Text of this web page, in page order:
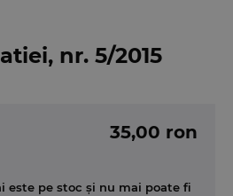
nr. 5/2015
35,00 ron
este pe stoc și nu mai poate fi